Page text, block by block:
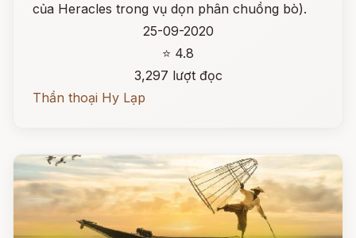
của Heracles trong vụ dọn phân chuồng bò).
25-09-2020
⭐ 4.8
3,297 lượt đọc
Thần thoại Hy Lạp